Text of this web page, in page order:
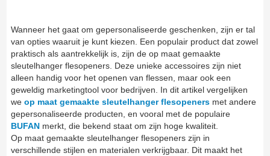
Wanneer het gaat om gepersonaliseerde geschenken, zijn er tal
van opties waaruit je kunt kiezen. Een populair product dat zowel
praktisch als aantrekkelijk is, zijn de op maat gemaakte
sleutelhanger flesopeners. Deze unieke accessoires zijn niet
alleen handig voor het openen van flessen, maar ook een
geweldig marketingtool voor bedrijven. In dit artikel vergelijken
weop maat gemaakte sleutelhanger flesopeners met andere
gepersonaliseerde producten, en vooral met de populaire
BUFAN merkt, die bekend staat om zijn hoge kwaliteit.
Op maat gemaakte sleutelhanger flesopeners zijn in
verschillende stijlen en materialen verkrijgbaar. Dit maakt het